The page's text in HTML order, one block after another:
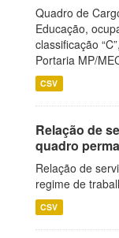
Quadro de
Educação,
classificação
Portaria MP/
CSV
Relação de
quadro
Relação de
regime de
CSV